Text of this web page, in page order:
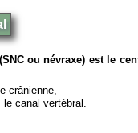
ou névraxe) est le
crânienne,
le canal vertébral.